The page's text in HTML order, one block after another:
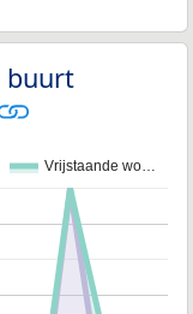
buurt
Vrijstaande wo…